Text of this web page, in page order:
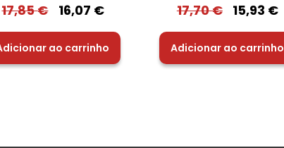
17,85€ 16,07 €
ao carrinho
17,70€ 15,93 €
Adicionar ao carrinho